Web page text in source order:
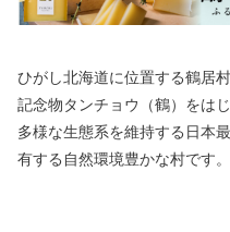
ひがし北海道に位置する鶴居
記念物タンチョウ（鶴）をは
多様な生態系を維持する日本
有する自然環境豊かな村です
で国内の食料自給確保のため